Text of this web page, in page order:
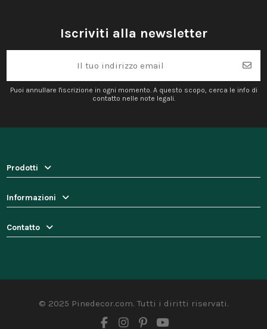
Iscriviti alla newsletter
Puoi annullare l'iscrizione in ogni momento. A questo scopo, cerca le info di
contatto nelle note legali.
Prodotti
Informazioni
Contatto
© 2025 Pinedecor.com. Tutti i diritti riservati.